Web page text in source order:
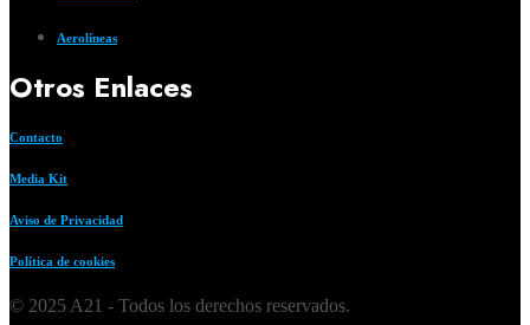
Aerolíneas
Otros Enlaces
Contacto
Media Kit
Aviso de Privacidad
Política de cookies
© 2025 A21 - Todos los derechos reservados.